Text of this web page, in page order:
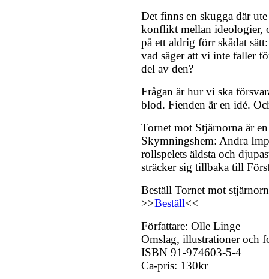
Det finns en skugga där
konflikt mellan ideologier,
på ett aldrig förr skådat
vad säger att vi inte faller
del av den?
Frågan är hur vi ska
blod. Fienden är en idé.
Tornet mot Stjärnorna är
Skymningshem: Andra
rollspelets äldsta och
sträcker sig tillbaka till
Beställ Tornet mot
>>Beställ<<
Författare: Olle Linge
Omslag, illustrationer och
ISBN 91-974603-5-4
Ca-pris: 130kr